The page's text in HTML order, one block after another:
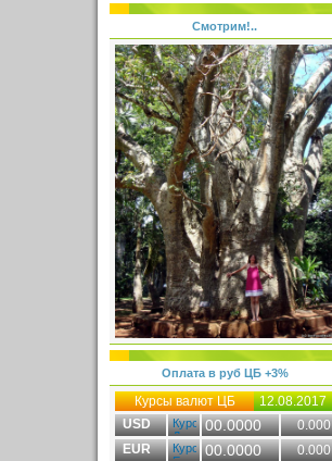
Смотрим!..
Оплата в руб ЦБ +3%
Курсы валют ЦБ
12.08.2017
USD
00.0000
0.000
EUR
00.0000
0.000